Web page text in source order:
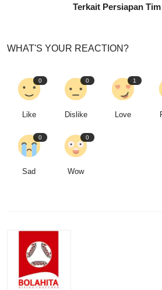
Terkait Persiapan
WHAT'S YOUR REACTION?
0
Like
0
Dislike
1
Love
0
Sad
0
Wow